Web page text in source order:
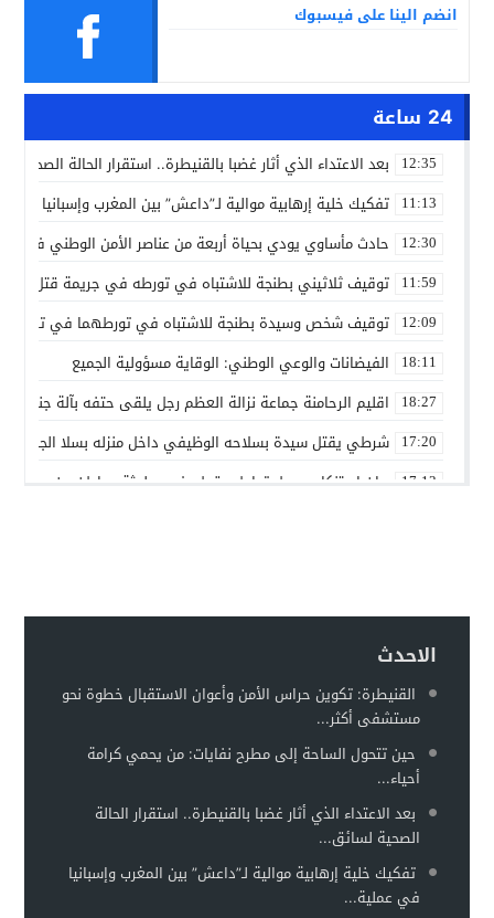
انضم الينا على فيسبوك
24 ساعة
12:35 بعد الاعتداء الذي أثار غضبا بالقنيطرة.. استقرار الحالة
11:13 تفكيك خلية إرهابية موالية لـ”داعش” بين المغرب وإسبانيا في
12:30 حادث مأساوي يودي بحياة أربعة من عناصر الأمن الوطني في
11:59 توقيف ثلاثيني بطنجة للاشتباه في تورطه في جريمة قتل
12:09 توقيف شخص وسيدة بطنجة للاشتباه في تورطهما في تزوير
18:11 الفيضانات والوعي الوطني: الوقاية مسؤولية الجميع
18:27 اقليم الرحامنة جماعة نزالة العظم رجل يلقى حتفه بآلة جني
17:20 شرطي يقتل سيدة بسلاحه الوظيفي داخل منزله بسلا الجديدة
17:13 بيان استنكاري حول تداول مقطع فيديو لجثة مواطن من
هيئة الدفاع تثير حيثية التقادم لإسقاط تهمة النصب عن محمد
سيارة مجهولة تثير استنفارًا أمنيًا بحي الفوركي تابريكت – سلا
12:31 الغموض يلف حريقا في مركز صحي
الاحدث
القنيطرة: تكوين حراس الأمن وأعوان الاستقبال خطوة نحو
مستشفى أكثر...
حين تتحول الساحة إلى مطرح نفايات: من يحمي كرامة
أحياء...
بعد الاعتداء الذي أثار غضبا بالقنيطرة.. استقرار الحالة
الصحية لسائق...
تفكيك خلية إرهابية موالية لـ”داعش” بين المغرب وإسبانيا
في عملية...